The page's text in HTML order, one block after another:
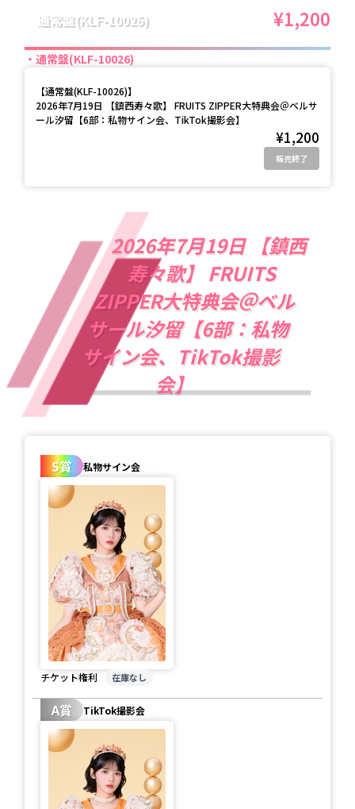
通常盤(KLF-10026) ¥1,200
通常盤(KLF-10026)
【通常盤(KLF-10026)】
2026年7月19日 【鎮西寿々歌】 FRUITS ZIPPER大特典会＠ベルサ
ール汐留【6部：私物サイン会、TikTok撮影会】
¥1,200
販売終了
2026年7月19日 【鎮西
寿々歌】 FRUITS
ZIPPER大特典会＠ベル
サール汐留【6部：私物
サイン会、TikTok撮影
会】
S賞 私物サイン会
チケット権利 在庫なし
A賞 TikTok撮影会